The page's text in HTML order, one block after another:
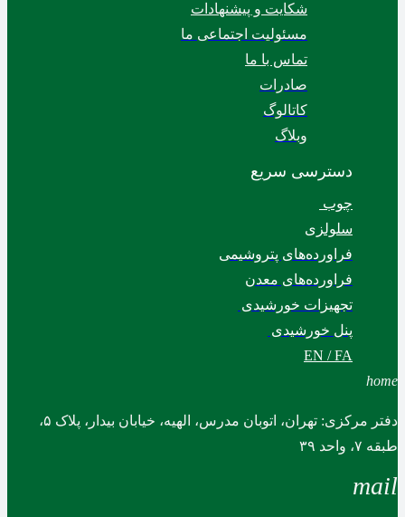
شکایت و پیشنهادات
مسئولیت اجتماعی ما
تماس با ما
صادرات
کاتالوگ
وبلاگ
دسترسی سریع
چوب
سلولزی
فراورده‌های پتروشیمی
فراورده‌های معدن
تجهیزات خورشیدی
پنل خورشیدی
EN / FA
home
دفتر مرکزی: تهران، اتوبان مدرس، الهیه، خیابان بیدار، پلاک ۵،
طبقه ۷، واحد ۳۹
mail